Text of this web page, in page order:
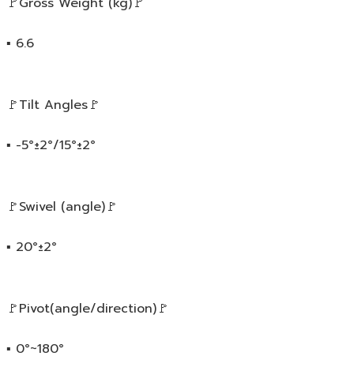
▪️ 6.6
🚩Tilt Angles🚩
▪️ -5°±2°/15°±2°
🚩Swivel (angle)🚩
▪️ 20°±2°
🚩Pivot(angle/direction)🚩
▪️ 0°~180°